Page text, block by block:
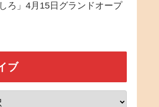
ろ」4月15日グランドオープ
ブ